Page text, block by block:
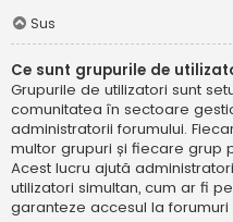
Sus
Ce sunt grupurile de
Grupurile de utilizatori sunt
comunitatea în sectoare
administratorii forumului.
multor grupuri și fiecare grup
Acest lucru ajută
utilizatori simultan, cum ar fi
garanteze accesul la